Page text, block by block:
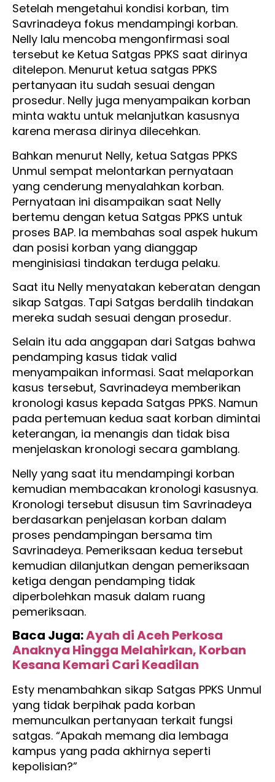
Setelah mengetahui kondisi korban, tim
Savrinadeya fokus mendampingi korban.
Nelly lalu mencoba mengonfirmasi soal
tersebut ke Ketua Satgas PPKS saat dirinya
ditelepon. Menurut ketua satgas PPKS
pertanyaan itu sudah sesuai dengan
prosedur. Nelly juga menyampaikan korban
minta waktu untuk melanjutkan kasusnya
karena merasa dirinya dilecehkan.
Bahkan menurut Nelly, ketua Satgas PPKS
Unmul sempat melontarkan pernyataan
yang cenderung menyalahkan korban.
Pernyataan ini disampaikan saat Nelly
bertemu dengan ketua Satgas PPKS untuk
proses BAP. Ia membahas soal aspek hukum
dan posisi korban yang dianggap
menginisiasi tindakan terduga pelaku.
Saat itu Nelly menyatakan keberatan dengan
sikap Satgas. Tapi Satgas berdalih tindakan
mereka sudah sesuai dengan prosedur.
Selain itu ada anggapan dari Satgas bahwa
pendamping kasus tidak valid
menyampaikan informasi. Saat melaporkan
kasus tersebut, Savrinadeya memberikan
kronologi kasus kepada Satgas PPKS. Namun
pada pertemuan kedua saat korban dimintai
keterangan, ia menangis dan tidak bisa
menjelaskan kronologi secara gamblang.
Nelly yang saat itu mendampingi korban
kemudian membacakan kronologi kasusnya.
Kronologi tersebut disusun tim Savrinadeya
berdasarkan penjelasan korban dalam
proses pendampingan bersama tim
Savrinadeya. Pemeriksaan kedua tersebut
kemudian dilanjutkan dengan pemeriksaan
ketiga dengan pendamping tidak
diperbolehkan masuk dalam ruang
pemeriksaan.
Baca Juga:Ayah di Aceh Perkosa
Anaknya Hingga Melahirkan, Korban
Kesana Kemari Cari Keadilan
Esty menambahkan sikap Satgas PPKS Unmul
yang tidak berpihak pada korban
memunculkan pertanyaan terkait fungsi
satgas. “Apakah memang dia lembaga
kampus yang pada akhirnya seperti
kepolisian?”